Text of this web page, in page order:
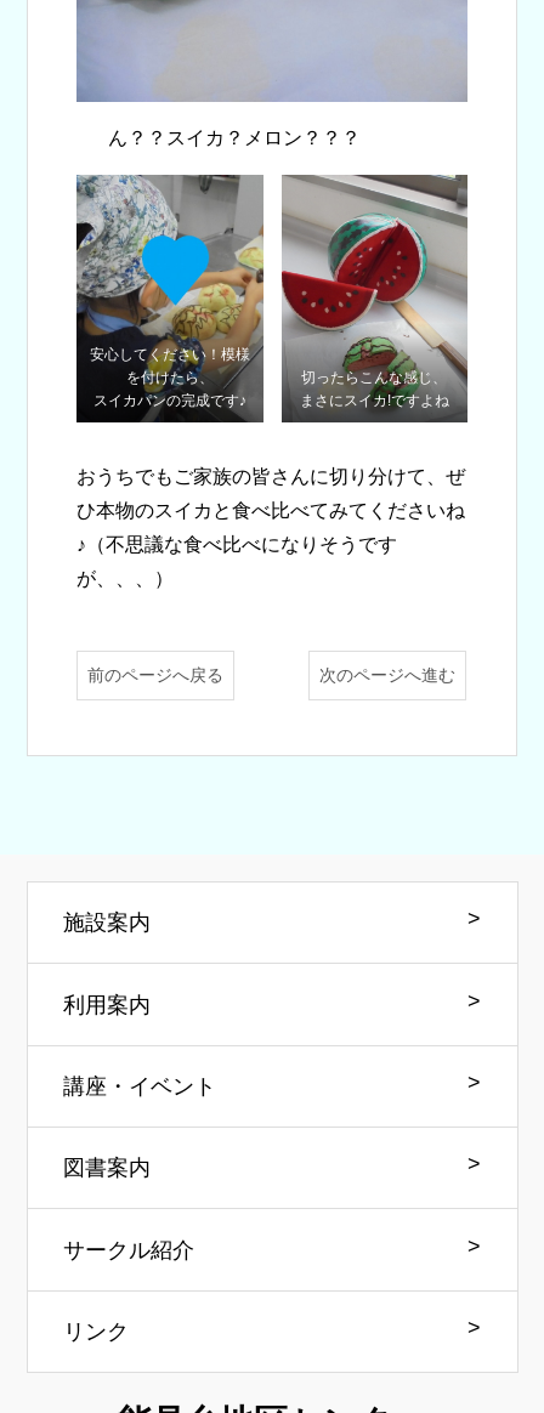
ん？？スイカ？メロン？？？
安心してください！模様
を付けたら、
スイカパンの完成です♪
切ったらこんな感じ、
まさにスイカ!ですよね
おうちでもご家族の皆さんに切り分けて、ぜ
ひ本物のスイカと食べ比べてみてくださいね
♪（不思議な食べ比べになりそうです
が、、、）
前のページへ戻る 次のページへ進む
施設案内
利用案内
講座・イベント
図書案内
サークル紹介
リンク